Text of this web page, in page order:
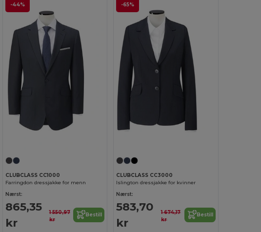
-44%
CLUBCLASS CC1000
Farringdon dressjakke for menn
Nærst:
865,35
kr
1 550,97
kr
Bestill
-65%
CLUBCLASS CC3000
Islington dressjakke for kvinner
Nærst:
583,70
kr
1 674,17
kr
Bestill